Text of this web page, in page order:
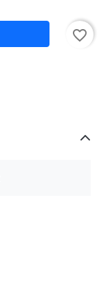
favorite_border